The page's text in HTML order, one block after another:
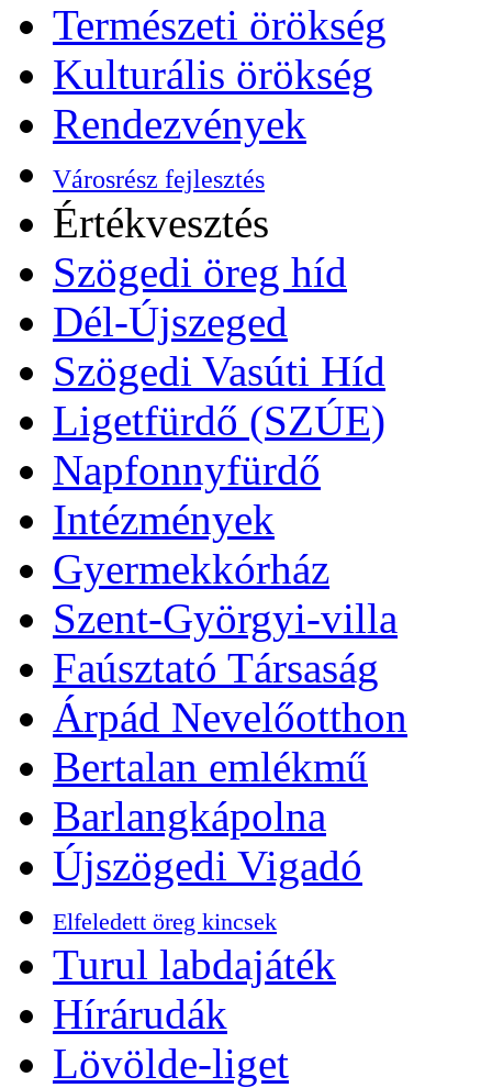
Természeti örökség
Kulturális örökség
Rendezvények
Városrész fejlesztés
Értékvesztés
Szögedi öreg híd
Dél-Újszeged
Szögedi Vasúti Híd
Ligetfürdő (SZÚE)
Napfonnyfürdő
Intézmények
Gyermekkórház
Szent-Györgyi-villa
Faúsztató Társaság
Árpád Nevelőotthon
Bertalan emlékmű
Barlangkápolna
Újszögedi Vigadó
Elfeledett öreg kincsek
Turul labdajáték
Hírárudák
Lövölde-liget